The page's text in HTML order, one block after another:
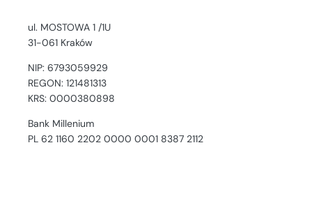
ul. MOSTOWA 1 /1U
31-061 Kraków
NIP: 6793059929
REGON: 121481313
KRS: 0000380898
Bank Millenium
PL 62 1160 2202 0000 0001 8387 2112